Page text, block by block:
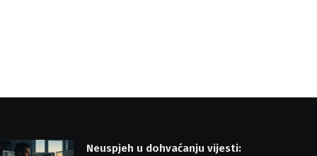
Neuspjeh u dohvaćanju vijesti: